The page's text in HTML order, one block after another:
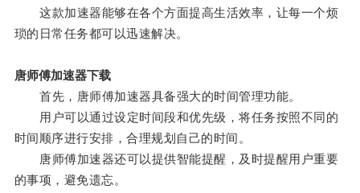
这款加速器能够在各个方面提高生活效率，让每一个烦
琐的日常任务都可以迅速解决。
唐师傅加速器下载
首先，唐师傅加速器具备强大的时间管理功能。
用户可以通过设定时间段和优先级，将任务按照不同的
时间顺序进行安排，合理规划自己的时间。
唐师傅加速器还可以提供智能提醒，及时提醒用户重要
的事项，避免遗忘。